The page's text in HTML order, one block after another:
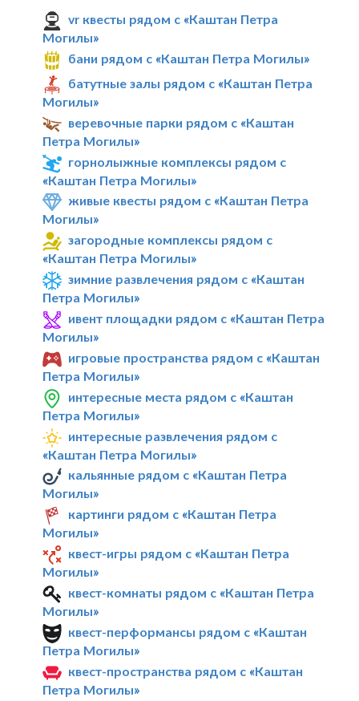
vr квесты рядом с «Каштан Петра
Могилы»
бани рядом с «Каштан Петра Могилы»
батутные залы рядом с «Каштан Петра
Могилы»
веревочные парки рядом с «Каштан
Петра Могилы»
горнолыжные комплексы рядом с
«Каштан Петра Могилы»
живые квесты рядом с «Каштан Петра
Могилы»
загородные комплексы рядом с
«Каштан Петра Могилы»
зимние развлечения рядом с «Каштан
Петра Могилы»
ивент площадки рядом с «Каштан Петра
Могилы»
игровые пространства рядом с «Каштан
Петра Могилы»
интересные места рядом с «Каштан
Петра Могилы»
интересные развлечения рядом с
«Каштан Петра Могилы»
кальянные рядом с «Каштан Петра
Могилы»
картинги рядом с «Каштан Петра
Могилы»
квест-игры рядом с «Каштан Петра
Могилы»
квест-комнаты рядом с «Каштан Петра
Могилы»
квест-перформансы рядом с «Каштан
Петра Могилы»
квест-пространства рядом с «Каштан
Петра Могилы»